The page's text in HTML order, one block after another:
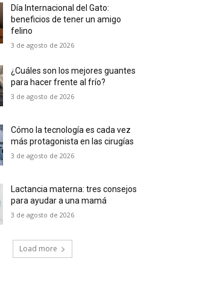
Día Internacional del Gato:
beneficios de tener un amigo
felino
3 de agosto de 2026
¿Cuáles son los mejores guantes
para hacer frente al frío?
3 de agosto de 2026
Cómo la tecnología es cada vez
más protagonista en las cirugías
3 de agosto de 2026
Lactancia materna: tres consejos
para ayudar a una mamá
3 de agosto de 2026
Load more